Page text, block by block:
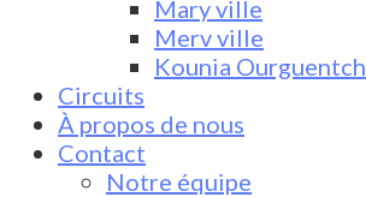
Mary ville
Merv ville
Kounia Ourguentch
Circuits
À propos de nous
Contact
Notre équipe